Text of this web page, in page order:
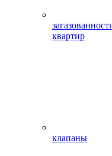
квартир
клапаны